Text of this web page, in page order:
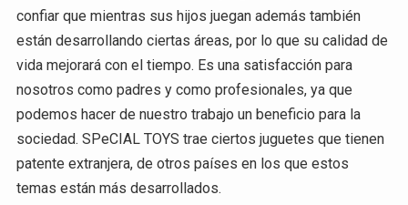
confiar que mientras sus hijos juegan además también
están desarrollando ciertas áreas, por lo que su calidad de
vida mejorará con el tiempo. Es una satisfacción para
nosotros como padres y como profesionales, ya que
podemos hacer de nuestro trabajo un beneficio para la
sociedad. SPeCIAL TOYS trae ciertos juguetes que tienen
patente extranjera, de otros países en los que estos
temas están más desarrollados.